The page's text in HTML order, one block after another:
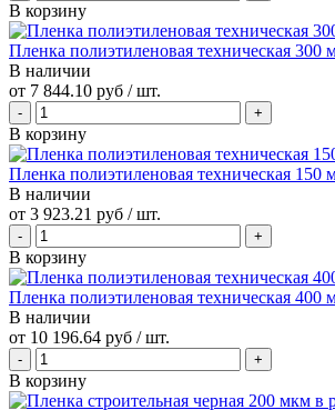
В корзину
Пленка полиэтиленовая техническая 300
В наличии
от 7 844.10 руб / шт.
В корзину
Пленка полиэтиленовая техническая 150
В наличии
от 3 923.21 руб / шт.
В корзину
Пленка полиэтиленовая техническая 400
В наличии
от 10 196.64 руб / шт.
В корзину